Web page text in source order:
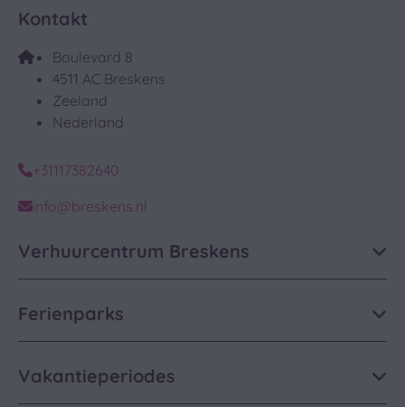
Kontakt
Boulevard 8
4511 AC Breskens
Zeeland
Nederland
+31117382640
info@breskens.nl
Verhuurcentrum Breskens
Ferienparks
Vakantieperiodes